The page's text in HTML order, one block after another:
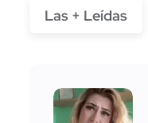
Las + Leídas